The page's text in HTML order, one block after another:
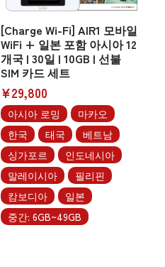
[Charge Wi-Fi] AIR1 모바일
WiFi + 일본 포함 아시아 12
개국 | 30일 | 10GB | 선불
SIM 카드 세트
¥29,800
아시아 로밍
마카오
한국
태국
베트남
싱가포르
인도네시아
말레이시아
필리핀
캄보디아
일본
중간: 6GB~49GB